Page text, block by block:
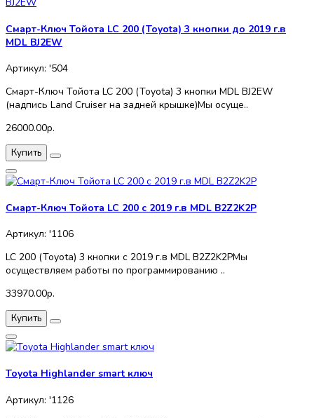
Смарт-Ключ Тойота LC 200 (Toyota) 3 кнопки до 2019 г.в
MDL BJ2EW
Артикул: '504
Смарт-Ключ Тойота LC 200 (Toyota) 3 кнопки MDL BJ2EW
(надпись Land Cruiser на задней крышке)Мы осуще..
26000.00р.
Купить
Смарт-Ключ Тойота LC 200 c 2019 г.в MDL B2Z2K2P
Артикул: '1106
LC 200 (Toyota) 3 кнопки c 2019 г.в MDL B2Z2K2PМы
осуществляем работы по программированию ..
33970.00р.
Купить
Toyota Highlander smart ключ
Артикул: '1126